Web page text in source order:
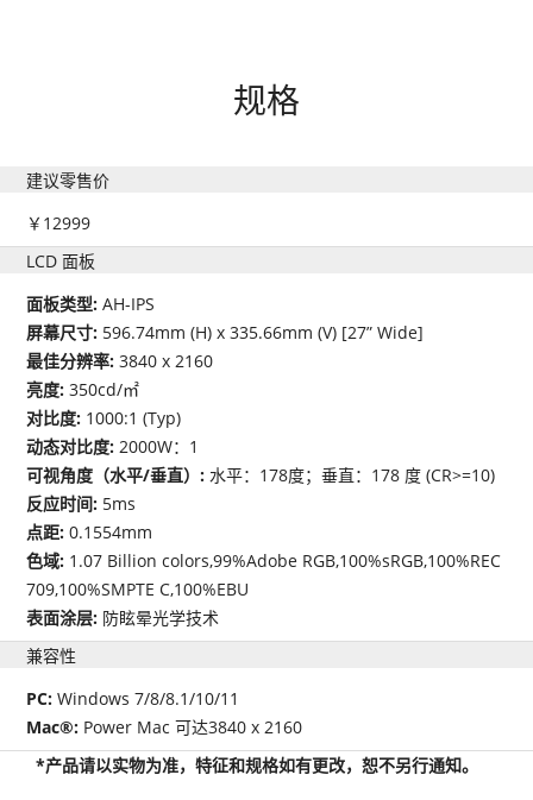
规格
建议零售价
￥12999
LCD 面板
面板类型:AH-IPS
屏幕尺寸: 596.74mm (H) x 335.66mm (V) [27” Wide]
最佳分辨率:3840 x 2160
亮度:350cd/㎡
对比度: 1000:1 (Typ)
动态对比度: 2000W：1
可视角度（水平/垂直）: 水平：178度；垂直：178 度 (CR>=10)
反应时间: 5ms
点距:0.1554mm
色域: 1.07 Billion colors,99%Adobe RGB,100%sRGB,100%REC
709,100%SMPTE C,100%EBU
表面涂层: 防眩晕光学技术
兼容性
PC:Windows 7/8/8.1/10/11
Mac®: Power Mac 可达3840 x 2160
*产品请以实物为准，特征和规格如有更改，恕不另行通知。